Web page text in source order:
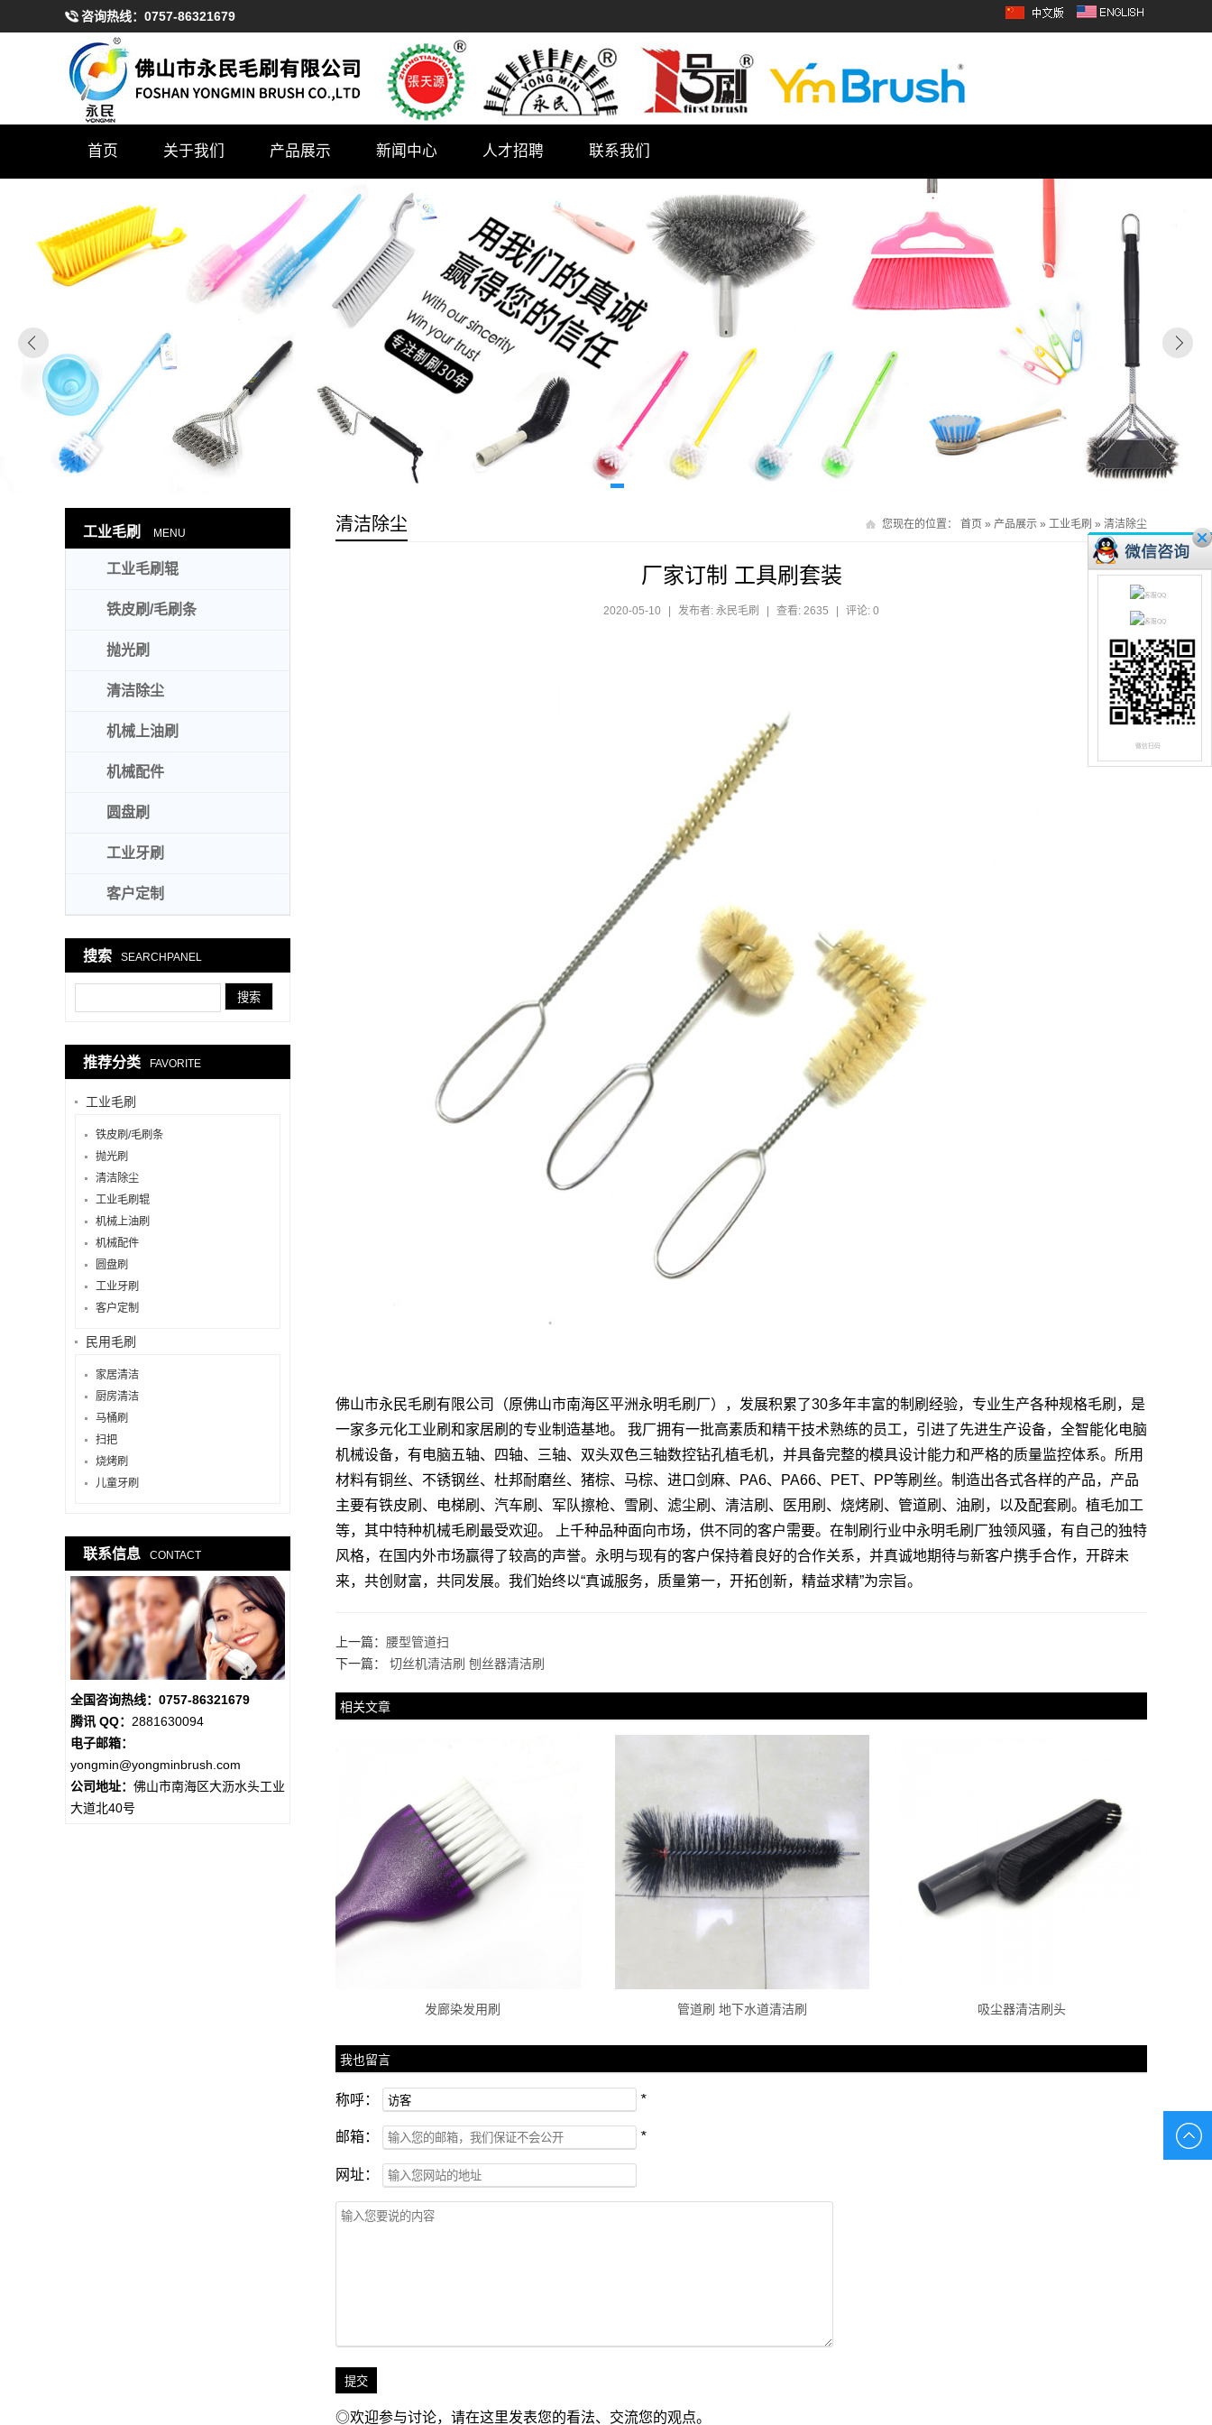
咨询热线： 0757-86321679
首页 关于我们 产品展示 新闻中心 人才招聘 联系我们
您现在的位置： 首页 » 产品展示 » 工业毛刷 » 清洁除尘
清洁除尘
厂家订制 工具刷套装
2020-05-10 发布者: 永民毛刷 查看: 2635 评论: 0
佛山市永民毛刷有限公司（原佛山市南海区平洲永明毛刷厂），发展积累了30多年丰富的制刷经验，专业生产各种规格毛刷，是
一家多元化工业刷和家居刷的专业制造基地。 我厂拥有一批高素质和精干技术熟练的员工，引进了先进生产设备，全智能化电脑
机械设备，有电脑五轴、四轴、三轴、双头双色三轴数控钻孔植毛机，并具备完整的模具设计能力和严格的质量监控体系。所用
材料有铜丝、不锈钢丝、杜邦耐磨丝、猪棕、马棕、进口剑麻、PA6、PA66、PET、PP等刷丝。制造出各式各样的产品，产品
主要有铁皮刷、电梯刷、汽车刷、军队擦枪、雪刷、滤尘刷、清洁刷、医用刷、烧烤刷、管道刷、油刷，以及配套刷。植毛加工
等，其中特种机械毛刷最受欢迎。 上千种品种面向市场，供不同的客户需要。在制刷行业中永明毛刷厂独领风骚，有自己的独特
风格，在国内外市场赢得了较高的声誉。永明与现有的客户保持着良好的合作关系，并真诚地期待与新客户携手合作，开辟未
来，共创财富，共同发展。我们始终以“真诚服务，质量第一，开拓创新，精益求精”为宗旨。
上一篇：
腰型管道扫
下一篇： 切丝机清洁刷 刨丝器清洁刷
相关文章
发廊染发用刷 管道刷 地下水道清洁刷 吸尘器清洁刷头
我也留言
称呼： *
邮箱： *
网址：
◎欢迎参与讨论，请在这里发表您的看法、交流您的观点。
工业毛刷 MENU
工业毛刷辊
铁皮刷/毛刷条
抛光刷
清洁除尘
机械上油刷
机械配件
圆盘刷
工业牙刷
客户定制
搜索 SEARCHPANEL
推荐分类 FAVORITE
工业毛刷
铁皮刷/毛刷条
抛光刷
清洁除尘
工业毛刷辊
机械上油刷
机械配件
圆盘刷
工业牙刷
客户定制
民用毛刷
家居清洁
厨房清洁
马桶刷
扫把
烧烤刷
儿童牙刷
联系信息 CONTACT
全国咨询热线：0757-86321679
腾讯 QQ： 2881630094
电子邮箱：
yongmin@yongminbrush.com
公司地址： 佛山市南海区大沥水头工业
大道北40号
微信扫码